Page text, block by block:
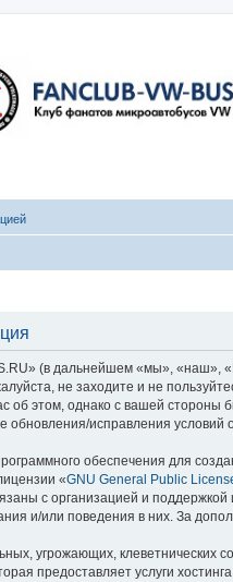
(в дальнейшем «мы», «наш»,
не заходите и не
об этом, однако с вашей стороны
исправления условий
обеспечения для
«GNU General Public
с организацией и
и/или поведения в них. За
угрожающих,
предоставляет услуги